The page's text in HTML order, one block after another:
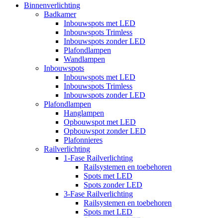
Binnenverlichting
Badkamer
Inbouwspots met LED
Inbouwspots Trimless
Inbouwspots zonder LED
Plafondlampen
Wandlampen
Inbouwspots
Inbouwspots met LED
Inbouwspots Trimless
Inbouwspots zonder LED
Plafondlampen
Hanglampen
Opbouwspot met LED
Opbouwspot zonder LED
Plafonnieres
Railverlichting
1-Fase Railverlichting
Railsystemen en toebehoren
Spots met LED
Spots zonder LED
3-Fase Railverlichting
Railsystemen en toebehoren
Spots met LED